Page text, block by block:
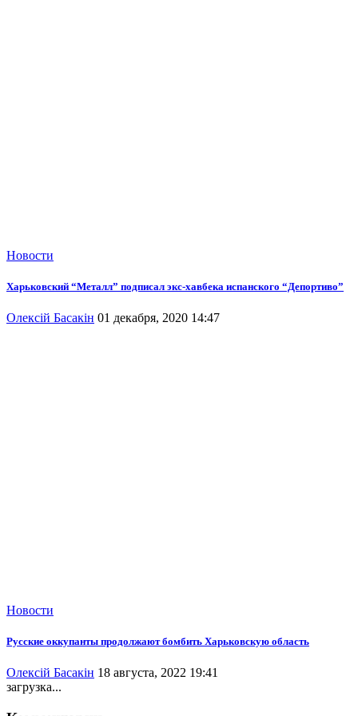
Новости
Харьковский “Металл” подписал экс-хавбека испанского “Депортиво”
Олексій Басакін 01 декабря, 2020 14:47
Новости
Русские оккупанты продолжают бомбить Харьковскую область
Олексій Басакін 18 августа, 2022 19:41
загрузка...